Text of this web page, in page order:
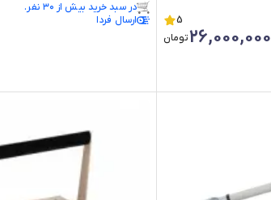
5
26,000,000تومان
در سبد خرید بیش از ۳۰ نفر.
فقط ۳ عدد در انبار موجود است.
ارسال فردا